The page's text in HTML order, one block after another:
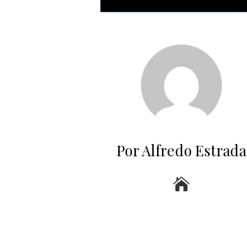
Por Alfredo Estrada